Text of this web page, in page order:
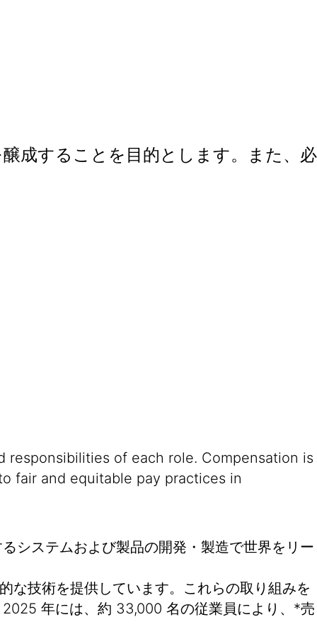
成することを目的とします。また、必
of each role. Compensation is
fair and equitable pay practices in
システムおよび製品の開発・製造で世界をリー
な技術を提供しています。これらの取り組みを
年には、約 33,000 名の従業員により、*売